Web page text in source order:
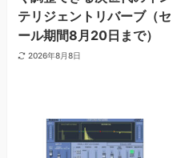
テリジェントリバーブ（セ
ール期間8月20日まで）
2026年8月8日